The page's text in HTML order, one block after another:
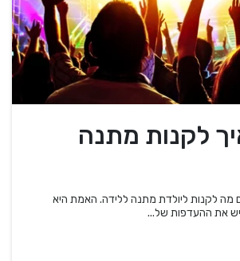
לקנות מתנה
מה לקנות ליולדת מתנה ללידה. האמת היא
את ההעדפות של...